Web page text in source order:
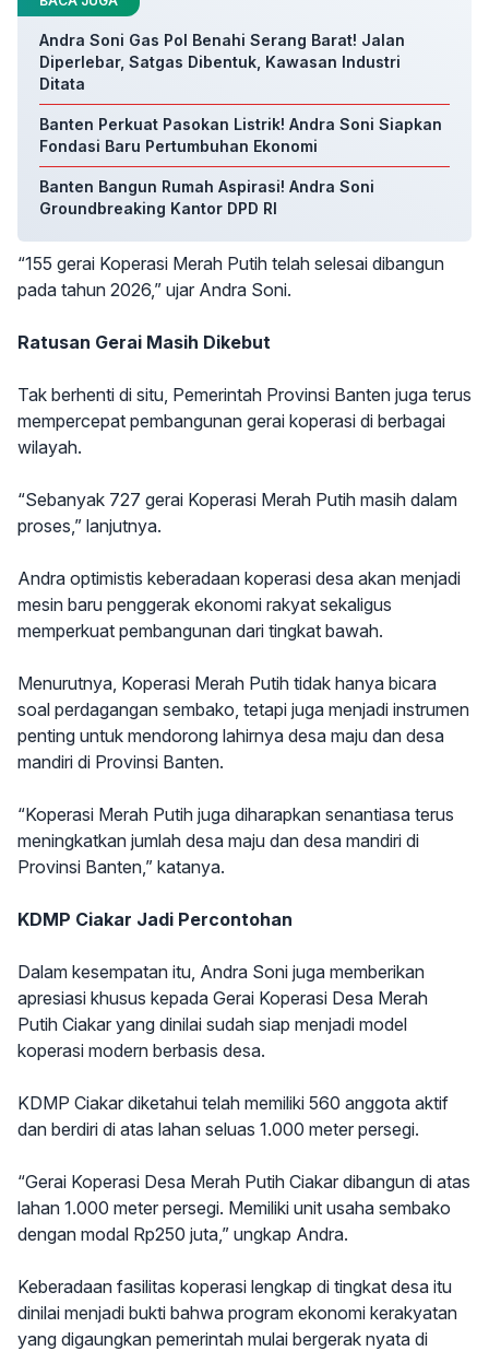
Andra Soni Gas Pol Benahi Serang Barat! Jalan
Diperlebar, Satgas Dibentuk, Kawasan Industri
Ditata
Banten Perkuat Pasokan Listrik! Andra Soni Siapkan
Fondasi Baru Pertumbuhan Ekonomi
Banten Bangun Rumah Aspirasi! Andra Soni
Groundbreaking Kantor DPD RI
“155 gerai Koperasi Merah Putih telah selesai dibangun
pada tahun 2026,” ujar Andra Soni.
Ratusan Gerai Masih Dikebut
Tak berhenti di situ, Pemerintah Provinsi Banten juga terus
mempercepat pembangunan gerai koperasi di berbagai
wilayah.
“Sebanyak 727 gerai Koperasi Merah Putih masih dalam
proses,” lanjutnya.
Andra optimistis keberadaan koperasi desa akan menjadi
mesin baru penggerak ekonomi rakyat sekaligus
memperkuat pembangunan dari tingkat bawah.
Menurutnya, Koperasi Merah Putih tidak hanya bicara
soal perdagangan sembako, tetapi juga menjadi instrumen
penting untuk mendorong lahirnya desa maju dan desa
mandiri di Provinsi Banten.
“Koperasi Merah Putih juga diharapkan senantiasa terus
meningkatkan jumlah desa maju dan desa mandiri di
Provinsi Banten,” katanya.
KDMP Ciakar Jadi Percontohan
Dalam kesempatan itu, Andra Soni juga memberikan
apresiasi khusus kepada Gerai Koperasi Desa Merah
Putih Ciakar yang dinilai sudah siap menjadi model
koperasi modern berbasis desa.
KDMP Ciakar diketahui telah memiliki 560 anggota aktif
dan berdiri di atas lahan seluas 1.000 meter persegi.
“Gerai Koperasi Desa Merah Putih Ciakar dibangun di atas
lahan 1.000 meter persegi. Memiliki unit usaha sembako
dengan modal Rp250 juta,” ungkap Andra.
Keberadaan fasilitas koperasi lengkap di tingkat desa itu
dinilai menjadi bukti bahwa program ekonomi kerakyatan
yang digaungkan pemerintah mulai bergerak nyata di